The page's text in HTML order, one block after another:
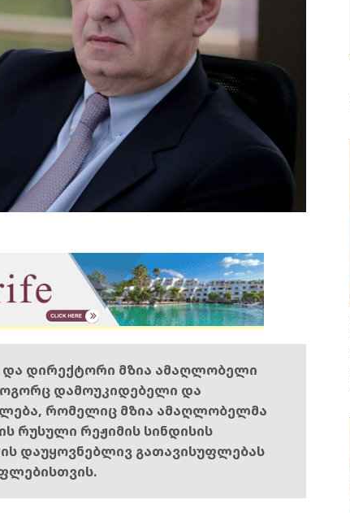
და დირექტორი მზია ამაღლობელი
დამოუკიდებელი და
რომელიც მზია ამაღლობელმა
რუსული რეჟიმის სინდისის
დაუყოვნებლივ გათავისუფლებას